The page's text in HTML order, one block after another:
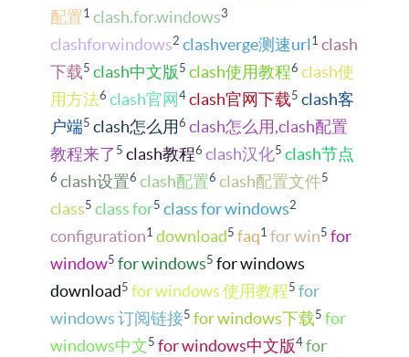
配置1 clash.for.windows3
clashforwindows2 clashverge测速url 1 clash
下载5 clash中文版 5 clash使用教程6 clash使
用方法6 clash官网 4 clash官网下载5 clash客
户端5 clash怎么用 6 clash怎么用,clash配置
教程来了 5 clash教程6 clash汉化5 clash节点
6 clash设置6 clash配置6 clash配置文件5
class5 class for5 class for windows2
configuration1 download5 faq1 for win5 for
window5 for windows5 for windows
download5 for windows 使用教程5 for
windows 订阅链接5 for windows下载5 for
windows中文5 for windows中文版4 for